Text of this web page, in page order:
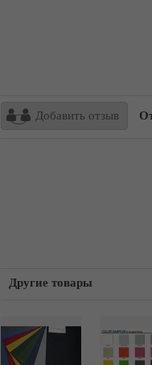
Добавить отзыв
Другие товары